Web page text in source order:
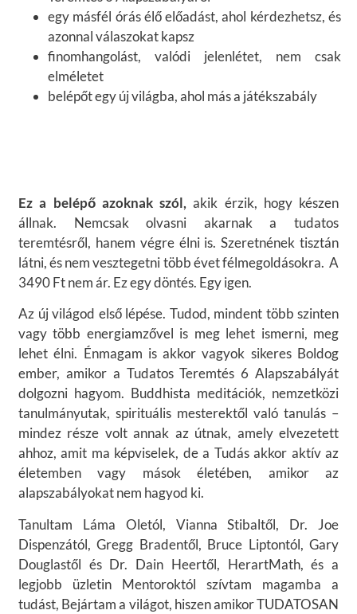
egy másfél órás élő előadást, ahol kérdezhetsz, és
azonnal válaszokat kapsz
finomhangolást, valódi jelenlétet, nem csak
elméletet
belépőt egy új világba, ahol más a játékszabály
Ez a belépő azoknak szól, akik érzik, hogy készen
állnak. Nemcsak olvasni akarnak a tudatos
teremtésről, hanem végre élni is. Szeretnének tisztán
látni, és nem vesztegetni több évet félmegoldásokra. A
3490 Ft nem ár. Ez egy döntés. Egy igen.
Az új világod első lépése. Tudod, mindent több szinten
vagy több energiamzővel is meg lehet ismerni, meg
lehet élni. Énmagam is akkor vagyok sikeres Boldog
ember, amikor a Tudatos Teremtés 6 Alapszabályát
dolgozni hagyom. Buddhista meditációk, nemzetközi
tanulmányutak, spirituális mesterektől való tanulás –
mindez része volt annak az útnak, amely elvezetett
ahhoz, amit ma képviselek, de a Tudás akkor aktív az
életemben vagy mások életében, amikor az
alapszabályokat nem hagyod ki.
Tanultam Láma Oletól, Vianna Stibaltől, Dr. Joe
Dispenzától, Gregg Bradentől, Bruce Liptontól, Gary
Douglastől és Dr. Dain Heertől, HerartMath, és a
legjobb üzletin Mentoroktól szívtam magamba a
tudást, Bejártam a világot, hiszen amikor TUDATOSAN